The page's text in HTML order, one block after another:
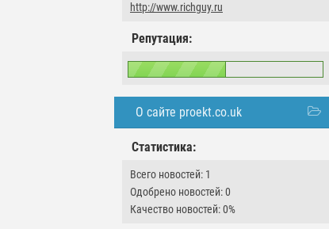
http://www.richguy.ru
Репутация:
О сайте proekt.co.uk
Статистика:
Всего новостей: 1
Одобрено новостей: 0
Качество новостей: 0%